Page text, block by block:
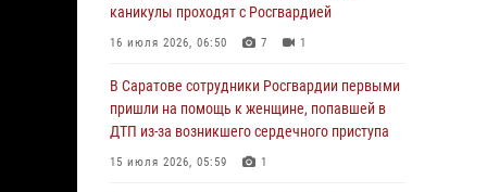
В Саратове сотрудники Росгвардии первыми
ДТП из-за возникшего сердечного приступа
15 июля 2026, 05:59 1
В Саратове продолжается масштабная
каникулы проходят с Росгвардией
16 июля 2026, 06:50 7 1
В Саратове сотрудники Росгвардии первыми
пришли на помощь к женщине, попавшей в
ДТП из-за возникшего сердечного приступа
15 июля 2026, 05:59 1